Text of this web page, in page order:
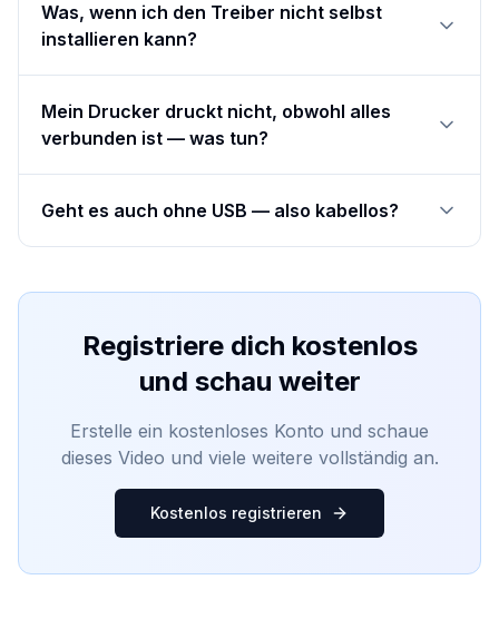
Was, wenn ich den Treiber nicht selbst
installieren kann?
Mein Drucker druckt nicht, obwohl alles
verbunden ist — was tun?
Geht es auch ohne USB — also kabellos?
Registriere dich kostenlos
und schau weiter
Erstelle ein kostenloses Konto und schaue
dieses Video und viele weitere vollständig an.
Kostenlos registrieren